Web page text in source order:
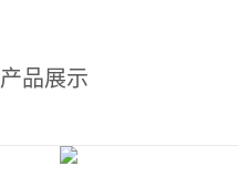
产品展示